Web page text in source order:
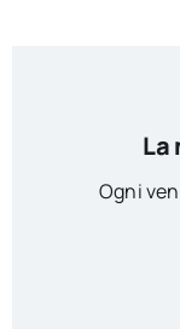
La
Ogni